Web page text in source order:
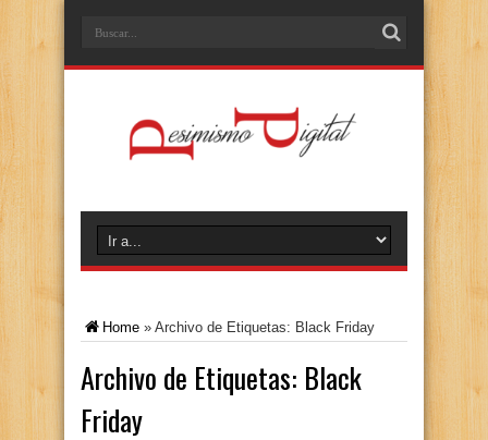
Home » Archivo de Etiquetas: Black Friday
Archivo de Etiquetas: Black
Friday